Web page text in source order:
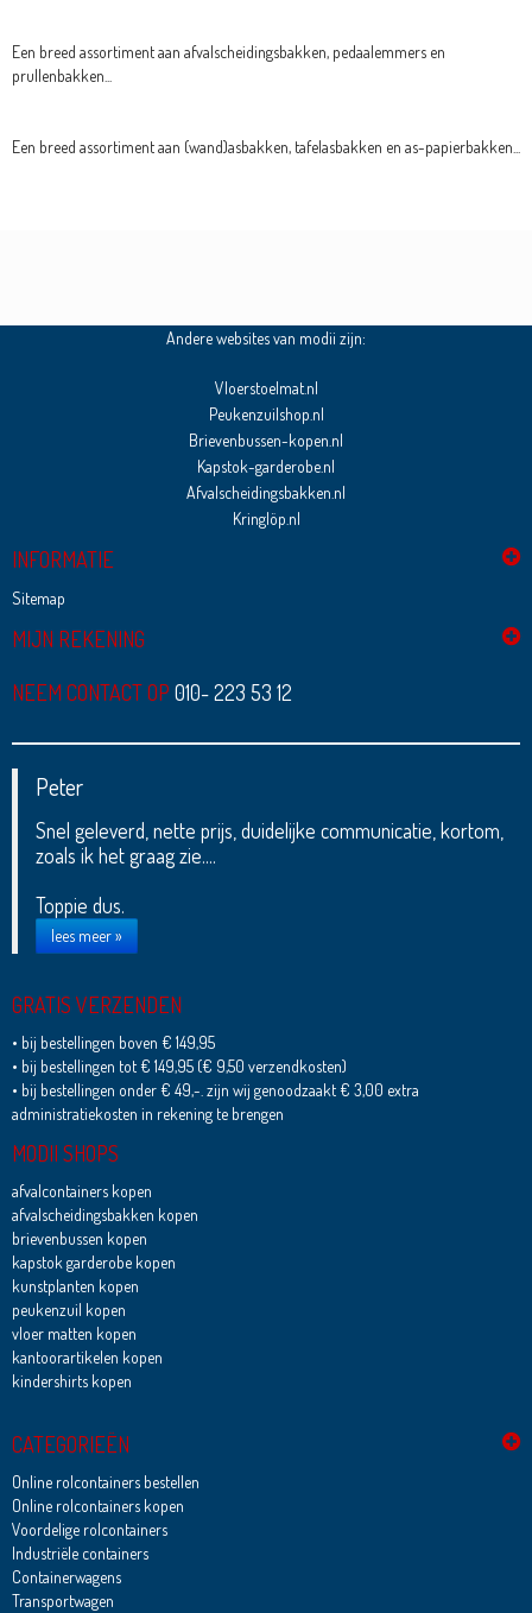
Een breed assortiment aan afvalscheidingsbakken, pedaalemmers en
prullenbakken...
Een breed assortiment aan (wand)asbakken, tafelasbakken en as-papierbakken...
Andere websites van modii zijn:
Vloerstoelmat.nl
Peukenzuilshop.nl
Brievenbussen-kopen.nl
Kapstok-garderobe.nl
Afvalscheidingsbakken.nl
Kringlöp.nl
INFORMATIE
Sitemap
MIJN REKENING
NEEM CONTACT OP 010- 223 53 12
Peter
Snel geleverd, nette prijs, duidelijke communicatie, kortom,
zoals ik het graag zie....
Toppie dus.
lees meer »
GRATIS VERZENDEN
• bij bestellingen boven € 149,95
• bij bestellingen tot € 149,95 (€ 9,50 verzendkosten)
• bij bestellingen onder € 49,-. zijn wij genoodzaakt € 3,00 extra
administratiekosten in rekening te brengen
MODII SHOPS
afvalcontainers kopen
afvalscheidingsbakken kopen
brievenbussen kopen
kapstok garderobe kopen
kunstplanten kopen
peukenzuil kopen
vloer matten kopen
kantoorartikelen kopen
kindershirts kopen
CATEGORIEËN
Online rolcontainers bestellen
Online rolcontainers kopen
Voordelige rolcontainers
Industriële containers
Containerwagens
Transportwagen